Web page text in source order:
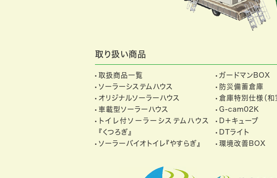
取り扱い商品
取扱商品一覧
ガードマンBOX
ソーラーシステムハウス
防災備蓄倉庫
オリジナルソーラーハウス
倉庫特別仕様（和
車載型ソーラーハウス
G-cam02K
トイレ付ソーラーシステムハウス
『くつろぎ』
D＋キューブ
DTライト
ソーラーバイオトイレ『やすらぎ』
環境改善BOX